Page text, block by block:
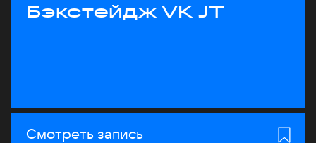
Бэкстейдж VK JT
Смотреть запись